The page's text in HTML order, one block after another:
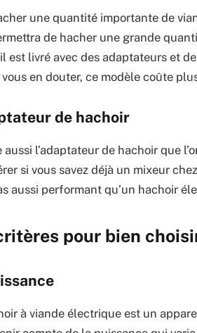
une quantité importante de
de hacher une grande
est livré avec des adaptateurs et
vous en douter, ce modèle coûte
de hachoir
aussi l’adaptateur de hachoir que
si vous savez déjà un mixeur
aussi performant qu’un hachoir
pour bien
à viande électrique est un